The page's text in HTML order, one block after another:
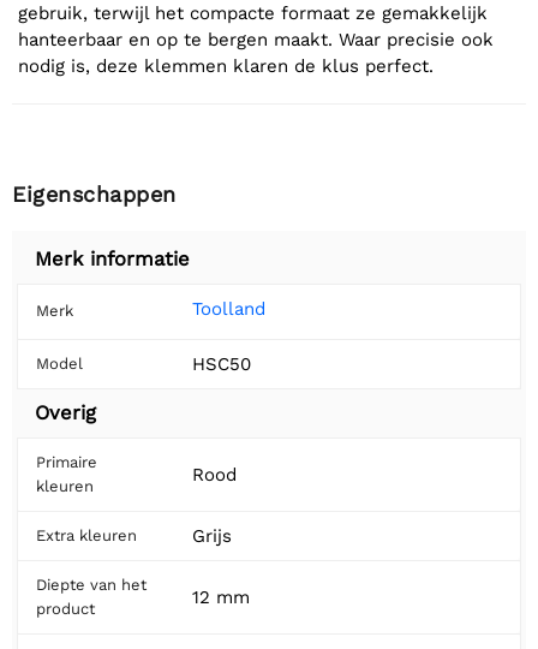
gebruik, terwijl het compacte formaat ze gemakkelijk
hanteerbaar en op te bergen maakt. Waar precisie ook
nodig is, deze klemmen klaren de klus perfect.
Eigenschappen
Merk informatie
Merk Toolland
Model HSC50
Overig
Primaire
kleuren
Rood
Extra kleuren Grijs
Diepte van het
product
12 mm